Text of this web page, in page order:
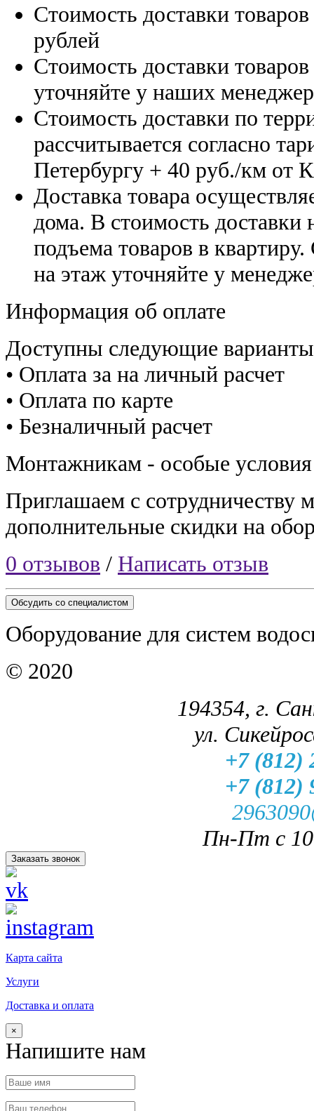
Стоимость доставки
рублей
Стоимость доставки
уточняйте у наших
Стоимость доставки по
рассчитывается согласно
Петербургу + 40 руб./км от
Доставка товара
дома. В стоимость доставки
подъема товаров в
на этаж уточняйте у
Информация об оплате
Доступны следующие
• Оплата за на личный расчет
• Оплата по карте
• Безналичный расчет
Монтажникам - особые условия
Приглашаем с сотрудничеству
дополнительные скидки на
0 отзывов / Написать отзыв
Обсудить со специалистом
Оборудование для систем
© 2020
194354, г.
ул.
+7 (812)
+7 (812)
Пн-Пт с
Заказать звонок
Карта сайта
Услуги
Доставка и оплата
×
Напишите нам